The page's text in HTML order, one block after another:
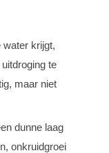
water krijgt,
te
maar niet
dunne laag
onkruidgroei